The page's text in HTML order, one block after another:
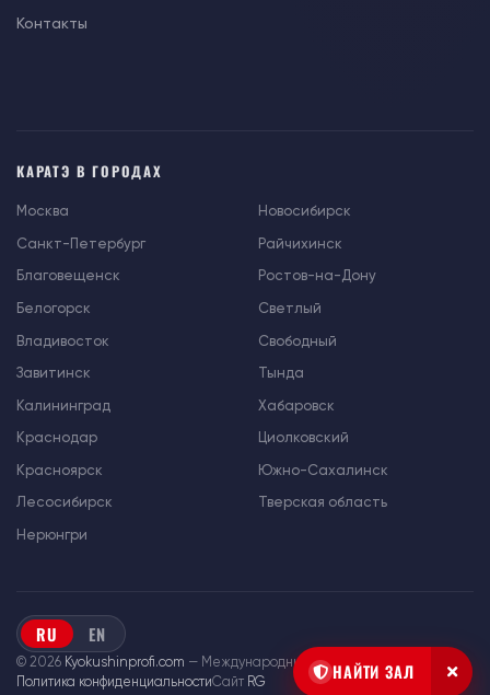
Контакты
КАРАТЭ В ГОРОДАХ
Москва
Санкт-Петербург
Благовещенск
Белогорск
Владивосток
Завитинск
Калининград
Краснодар
Красноярск
Лесосибирск
Нерюнгри
Новосибирск
Райчихинск
Ростов-на-Дону
Светлый
Свободный
Тында
Хабаровск
Циолковский
Южно-Сахалинск
Тверская область
© 2026 Kyokushinprofi.com — Международный союз «Киокушин Профи»
Политика конфиденциальностиСайт RG
RU EN
НАЙТИ ЗАЛ